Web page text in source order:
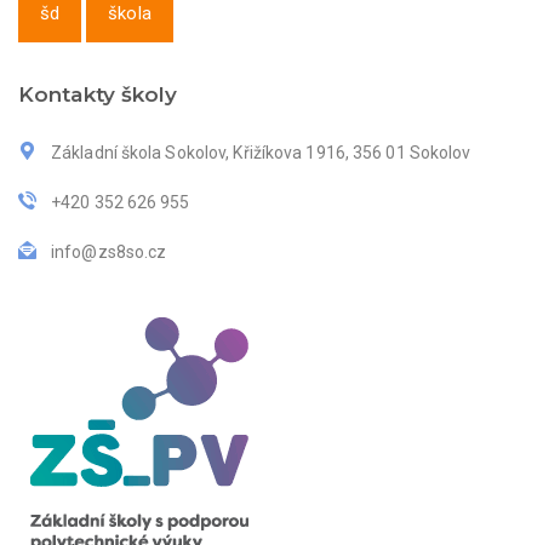
šd škola
Kontakty školy
Základní škola Sokolov, Křižíkova 1916, 356 01 Sokolov
+420 352 626 955
info@zs8so.cz